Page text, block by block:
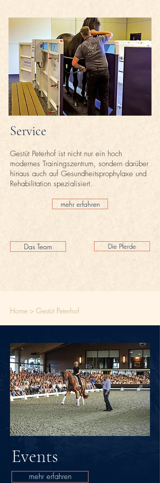
Service
Gestüt Peterhof ist nicht nur ein hoch
modernes Trainingszentrum, sondern darüber
hinaus auch auf Gesundheitsprophylaxe und
Rehabilitation spezialisiert.
mehr erfahren
Das Team Die Pferde
Home > Gestüt Peterhof
Events
mehr erfahren